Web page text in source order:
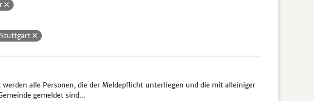
werden alle Personen, die der Meldepflicht unterliegen und die mit alleiniger
gemeldet sind...